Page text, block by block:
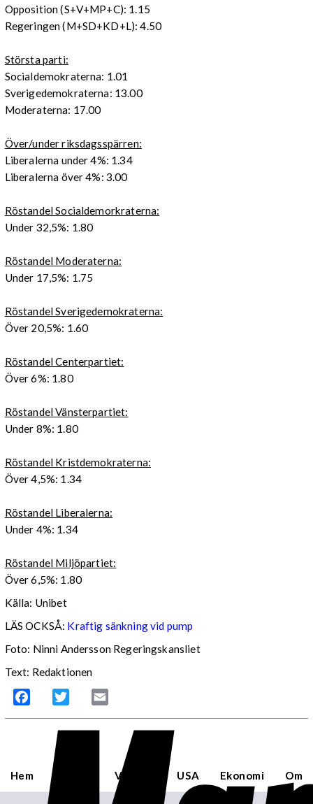
Opposition (S+V+MP+C): 1.15
Regeringen (M+SD+KD+L): 4.50
Största parti:
Socialdemokraterna: 1.01
Sverigedemokraterna: 13.00
Moderaterna: 17.00
Över/under riksdagsspärren:
Liberalerna under 4%: 1.34
Liberalerna över 4%: 3.00
Röstandel Socialdemorkraterna:
Under 32,5%: 1.80
Röstandel Moderaterna:
Under 17,5%: 1.75
Röstandel Sverigedemokraterna:
Över 20,5%: 1.60
Röstandel Centerpartiet:
Över 6%: 1.80
Röstandel Vänsterpartiet:
Under 8%: 1.80
Röstandel Kristdemokraterna:
Över 4,5%: 1.34
Röstandel Liberalerna:
Under 4%: 1.34
Röstandel Miljöpartiet:
Över 6,5%: 1.80
Källa: Unibet
LÄS OCKSÅ: Kraftig sänkning vid pump
Foto: Ninni Andersson Regeringskansliet
Text: Redaktionen
Facebook Twitter
Hem Världen USA Ekonomi Om